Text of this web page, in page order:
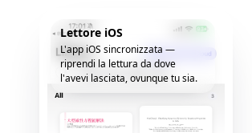
Lettore iOS
L'app iOS sincronizzata —
riprendi la lettura da dove
l'avevi lasciata, ovunque tu sia.